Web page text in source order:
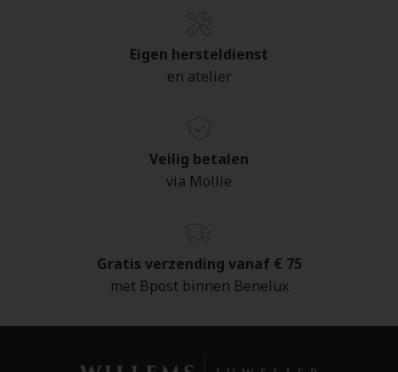
Eigen hersteldienst
en atelier
Veilig betalen
via Mollie
Gratis verzending vanaf € 75
met Bpost binnen Benelux